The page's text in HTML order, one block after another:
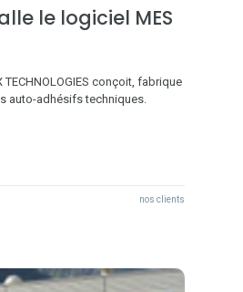
le logiciel MES
TECHNOLOGIES conçoit, fabrique
auto-adhésifs techniques.
nos clients